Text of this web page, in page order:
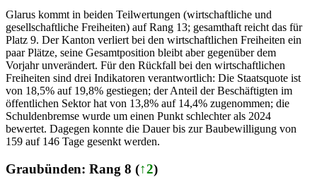
Glarus kommt in beiden Teilwertungen (wirtschaftliche und
gesellschaftliche Freiheiten) auf Rang 13; gesamthaft reicht das für
Platz 9. Der Kanton verliert bei den wirtschaftlichen Freiheiten ein
paar Plätze, seine Gesamtposition bleibt aber gegenüber dem
Vorjahr unverändert. Für den Rückfall bei den wirtschaftlichen
Freiheiten sind drei Indikatoren verantwortlich: Die Staatsquote ist
von 18,5% auf 19,8% gestiegen; der Anteil der Beschäftigten im
öffentlichen Sektor hat von 13,8% auf 14,4% zugenommen; die
Schuldenbremse wurde um einen Punkt schlechter als 2024
bewertet. Dagegen konnte die Dauer bis zur Baubewilligung von
159 auf 146 Tage gesenkt werden.
Graubünden: Rang 8 (↑2)